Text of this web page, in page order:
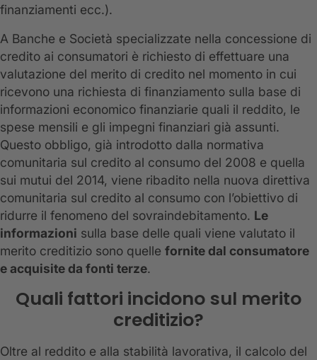
finanziamenti ecc.).
A Banche e Società specializzate nella concessione di
credito ai consumatori è richiesto di effettuare una
valutazione del merito di credito nel momento in cui
ricevono una richiesta di finanziamento sulla base di
informazioni economico finanziarie quali il reddito, le
spese mensili e gli impegni finanziari già assunti.
Questo obbligo, già introdotto dalla normativa
comunitaria sul credito al consumo del 2008 e quella
sui mutui del 2014, viene ribadito nella nuova direttiva
comunitaria sul credito al consumo con l’obiettivo di
ridurre il fenomeno del sovraindebitamento. Le
informazioni sulla base delle quali viene valutato il
merito creditizio sono quelle fornite dal consumatore
e acquisite da fonti terze.
Quali fattori incidono sul merito
creditizio?
Oltre al reddito e alla stabilità lavorativa, il calcolo del